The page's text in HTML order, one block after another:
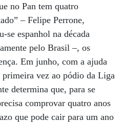
no Pan tem quatro
– Felipe Perrone,
se espanhol na década
pelo Brasil –, os
Em junho, com a ajuda
primeira vez ao pódio da Liga
determina que, para se
comprovar quatro anos
que pode cair para um ano